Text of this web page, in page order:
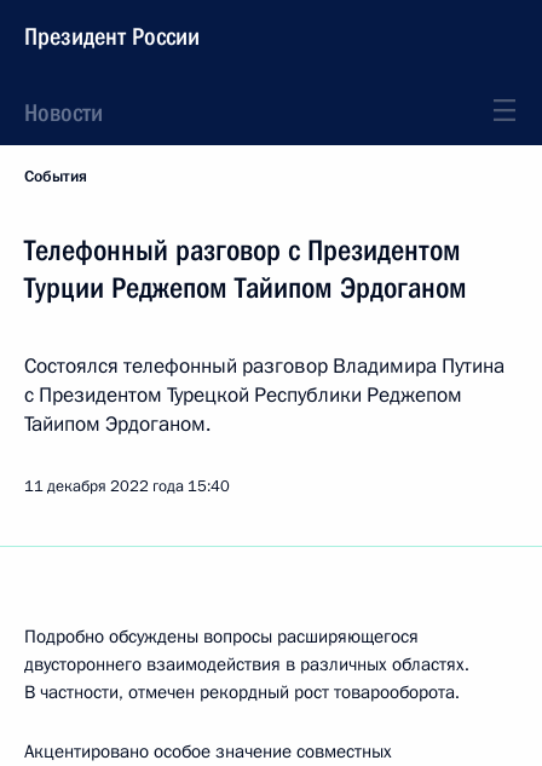
Президент России
Новости
События
Телефонный разговор с Президентом
Турции Реджепом Тайипом Эрдоганом
Состоялся телефонный разговор Владимира Путина
с Президентом Турецкой Республики Реджепом
Тайипом Эрдоганом.
11 декабря 2022 года 15:40
Подробно обсуждены вопросы расширяющегося
двустороннего взаимодействия в различных областях.
В частности, отмечен рекордный рост товарооборота.
Акцентировано особое значение совместных